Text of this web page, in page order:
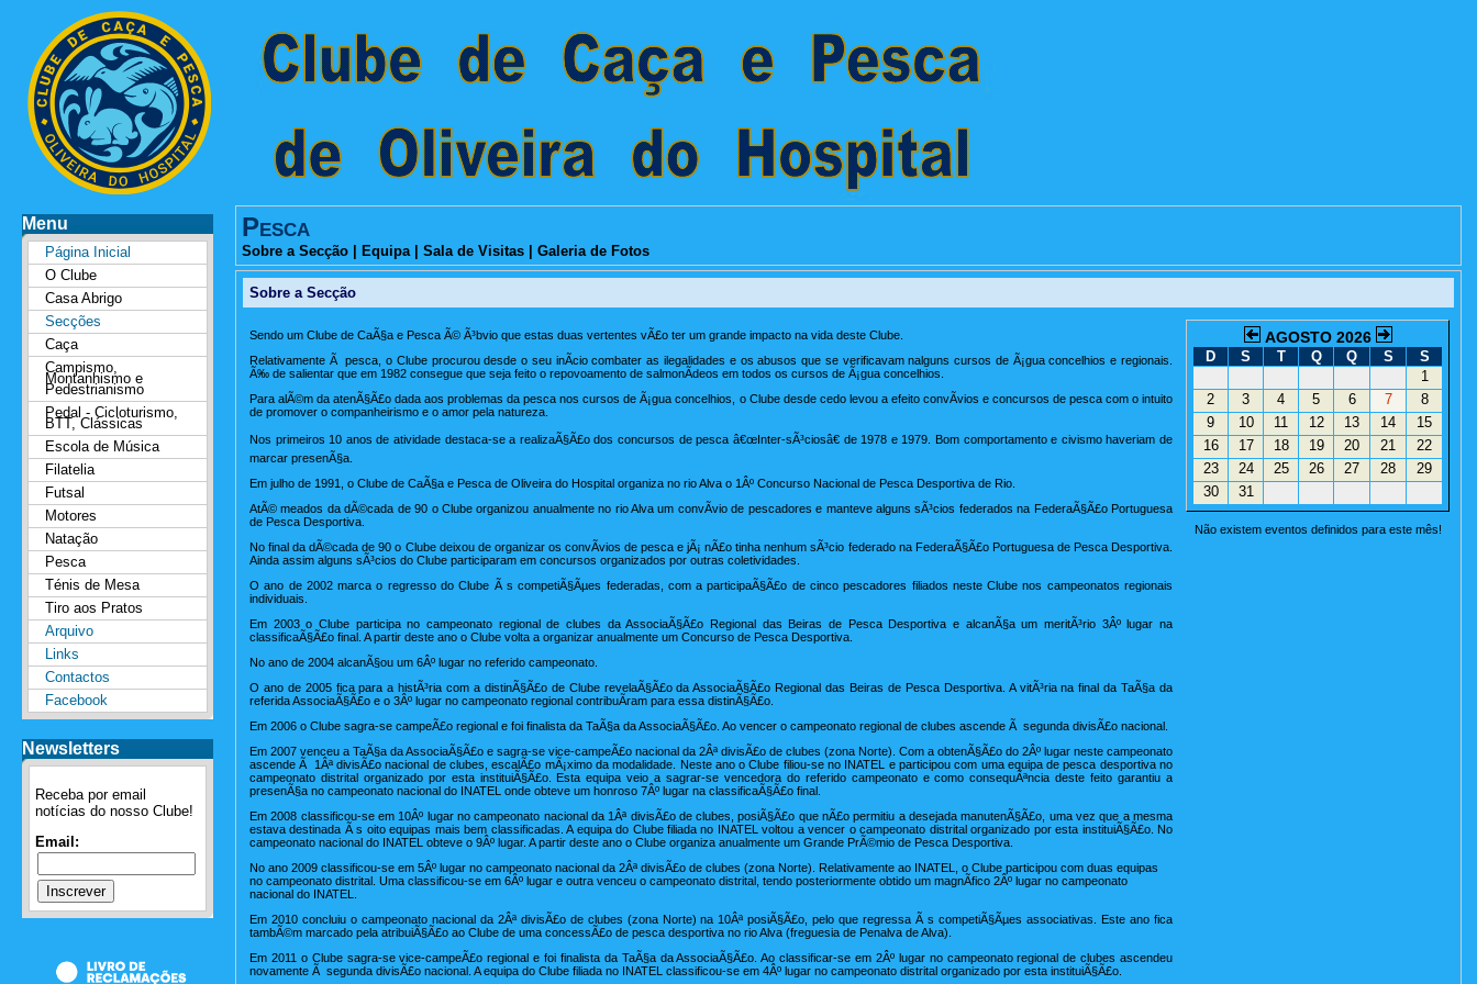
Menu
Página Inicial
O Clube
Casa Abrigo
Secções
Caça
Campismo,
Montanhismo e
Pedestrianismo
Pedal - Cicloturismo,
BTT, Clássicas
Escola de Música
Filatelia
Futsal
Motores
Natação
Pesca
Ténis de Mesa
Tiro aos Pratos
Arquivo
Links
Contactos
Facebook
Newsletters
Receba por email
notícias do nosso Clube!
Email:
Pesca
Sobre a Secção Equipa| Sala de Visitas Galeria de Fotos
Sobre a Secção
Sendo um Clube de CaÃ§a e Pesca Ã© Ã³bvio que estas duas vertentes vÃ£o ter um grande impacto na vida deste Clube.
Relativamente Ã pesca, o Clube procurou desde o seu inÃ­cio combater as ilegalidades e os abusos que se verificavam nalguns cursos de Ã¡gua concelhios e regionais.
Ã‰ de salientar que em 1982 consegue que seja feito o repovoamento de salmonÃ­deos em todos os cursos de Ã¡gua concelhios.
Para alÃ©m da atenÃ§Ã£o dada aos problemas da pesca nos cursos de Ã¡gua concelhios, o Clube desde cedo levou a efeito convÃ­vios e concursos de pesca com o intuito
de promover o companheirismo e o amor pela natureza.
Nos primeiros 10 anos de atividade destaca-se a realizaÃ§Ã£o dos concursos de pesca â€œInter-sÃ³ciosâ€ de 1978 e 1979. Bom comportamento e civismo haveriam de
marcar presenÃ§a.
Em julho de 1991, o Clube de CaÃ§a e Pesca de Oliveira do Hospital organiza no rio Alva o 1Âº Concurso Nacional de Pesca Desportiva de Rio.
AtÃ© meados da dÃ©cada de 90 o Clube organizou anualmente no rio Alva um convÃ­vio de pescadores e manteve alguns sÃ³cios federados na FederaÃ§Ã£o Portuguesa
de Pesca Desportiva.
No final da dÃ©cada de 90 o Clube deixou de organizar os convÃ­vios de pesca e jÃ¡ nÃ£o tinha nenhum sÃ³cio federado na FederaÃ§Ã£o Portuguesa de Pesca Desportiva.
Ainda assim alguns sÃ³cios do Clube participaram em concursos organizados por outras coletividades.
O ano de 2002 marca o regresso do Clube Ã s competiÃ§Ãµes federadas, com a participaÃ§Ã£o de cinco pescadores filiados neste Clube nos campeonatos regionais
individuais.
Em 2003 o Clube participa no campeonato regional de clubes da AssociaÃ§Ã£o Regional das Beiras de Pesca Desportiva e alcanÃ§a um meritÃ³rio 3Âº lugar na
classificaÃ§Ã£o final. A partir deste ano o Clube volta a organizar anualmente um Concurso de Pesca Desportiva.
No ano de 2004 alcanÃ§ou um 6Âº lugar no referido campeonato.
O ano de 2005 fica para a histÃ³ria com a distinÃ§Ã£o de Clube revelaÃ§Ã£o da AssociaÃ§Ã£o Regional das Beiras de Pesca Desportiva. A vitÃ³ria na final da TaÃ§a da
referida AssociaÃ§Ã£o e o 3Âº lugar no campeonato regional contribuÃ­ram para essa distinÃ§Ã£o.
Em 2006 o Clube sagra-se campeÃ£o regional e foi finalista da TaÃ§a da AssociaÃ§Ã£o. Ao vencer o campeonato regional de clubes ascende Ã segunda divisÃ£o nacional.
Em 2007 venceu a TaÃ§a da AssociaÃ§Ã£o e sagra-se vice-campeÃ£o nacional da 2Âª divisÃ£o de clubes (zona Norte). Com a obtenÃ§Ã£o do 2Âº lugar neste campeonato
ascende Ã 1Âª divisÃ£o nacional de clubes, escalÃ£o mÃ¡ximo da modalidade. Neste ano o Clube filiou-se no INATEL e participou com uma equipa de pesca desportiva no
campeonato distrital organizado por esta instituiÃ§Ã£o. Esta equipa veio a sagrar-se vencedora do referido campeonato e como consequÃªncia deste feito garantiu a
presenÃ§a no campeonato nacional do INATEL onde obteve um honroso 7Âº lugar na classificaÃ§Ã£o final.
Em 2008 classificou-se em 10Âº lugar no campeonato nacional da 1Âª divisÃ£o de clubes, posiÃ§Ã£o que nÃ£o permitiu a desejada manutenÃ§Ã£o, uma vez que a mesma
estava destinada Ã s oito equipas mais bem classificadas. A equipa do Clube filiada no INATEL voltou a vencer o campeonato distrital organizado por esta instituiÃ§Ã£o. No
campeonato nacional do INATEL obteve o 9Âº lugar. A partir deste ano o Clube organiza anualmente um Grande PrÃ©mio de Pesca Desportiva.
No ano 2009 classificou-se em 5Âº lugar no campeonato nacional da 2Âª divisÃ£o de clubes (zona Norte). Relativamente ao INATEL, o Clube participou com duas equipas
no campeonato distrital. Uma classificou-se em 6Âº lugar e outra venceu o campeonato distrital, tendo posteriormente obtido um magnÃ­fico 2Âº lugar no campeonato
nacional do INATEL.
Em 2010 concluiu o campeonato nacional da 2Âª divisÃ£o de clubes (zona Norte) na 10Âª posiÃ§Ã£o, pelo que regressa Ã s competiÃ§Ãµes associativas. Este ano fica
tambÃ©m marcado pela atribuiÃ§Ã£o ao Clube de uma concessÃ£o de pesca desportiva no rio Alva (freguesia de Penalva de Alva).
Em 2011 o Clube sagra-se vice-campeÃ£o regional e foi finalista da TaÃ§a da AssociaÃ§Ã£o. Ao classificar-se em 2Âº lugar no campeonato regional de clubes ascendeu
novamente Ã segunda divisÃ£o nacional. A equipa do Clube filiada no INATEL classificou-se em 4Âº lugar no campeonato distrital organizado por esta instituiÃ§Ã£o.
AGOSTO 2026
D S T Q Q S
S
1
2
3 4 5 6 7
8
9
10 11 12 13 14
15
16
17 18 19 20 21
22
23
24 25 26 27 28
29
30
31
Não existem eventos definidos para este mês!